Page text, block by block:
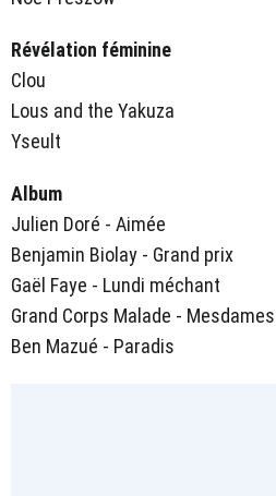
Révélation féminine
Clou
Lous and the Yakuza
Yseult
Album
Julien Doré - Aimée
Benjamin Biolay - Grand prix
Gaël Faye - Lundi méchant
Grand Corps Malade - Mesdames
Ben Mazué - Paradis